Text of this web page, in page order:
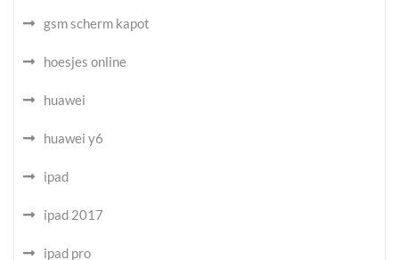
gsm scherm kapot
hoesjes online
huawei
huawei y6
ipad
ipad 2017
ipad pro